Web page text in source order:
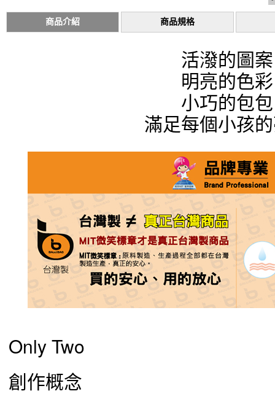
商品介紹 商品規格
活潑的圖
明亮的色
小巧的包
滿足每個小孩
Only Two
創作概念